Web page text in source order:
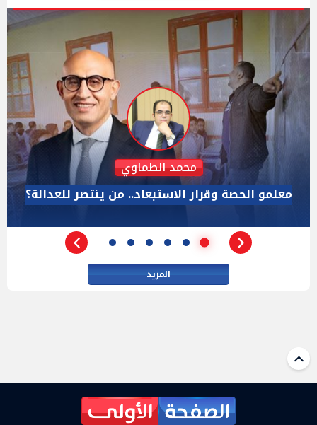
رائد الديب
حين يصبح الصدق لعنة.. "كاسندرا" من المختبر إلى البيت
المزيد